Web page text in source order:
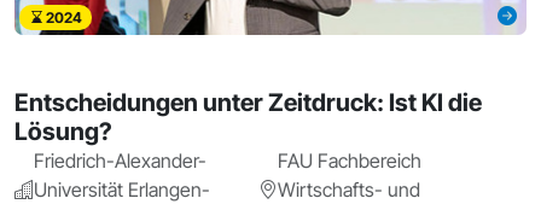
2024
Entscheidungen unter Zeitdruck: Ist KI die
Lösung?
Friedrich-Alexander-
Universität Erlangen-
FAU Fachbereich
Wirtschafts- und